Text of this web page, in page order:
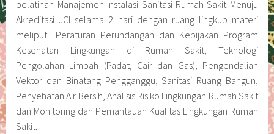
pelatihan Manajemen Instalasi Sanitasi Rumah Sakit Menuju
Akreditasi JCI selama 2 hari dengan ruang lingkup materi
meliputi: Peraturan Perundangan dan Kebijakan Program
Kesehatan Lingkungan di Rumah Sakit, Teknologi
Pengolahan Limbah (Padat, Cair dan Gas), Pengendalian
Vektor dan Binatang Pengganggu, Sanitasi Ruang Bangun,
Penyehatan Air Bersih, Analisis Risiko Lingkungan Rumah Sakit
dan Monitoring dan Pemantauan Kualitas Lingkungan Rumah
Sakit.